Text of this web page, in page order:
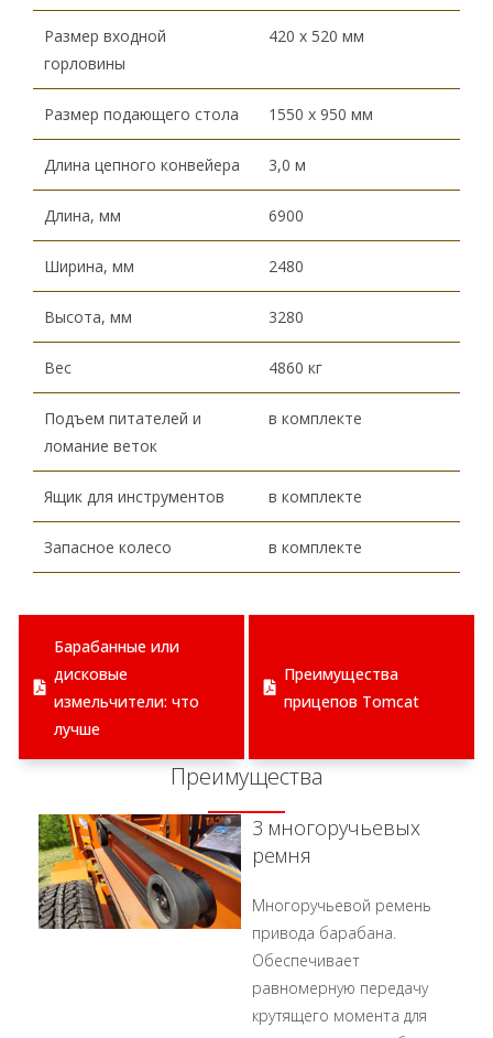
Размер входной
горловины
420 х 520 мм
Размер подающего стола 1550 х 950 мм
Длина цепного конвейера 3,0 м
Длина, мм 6900
Ширина, мм 2480
Высота, мм 3280
Вес 4860 кг
Подъем питателей и
ломание веток
в комплекте
Ящик для инструментов в комплекте
Запасное колесо в комплекте
Барабанные или
дисковые
измельчители: что
лучше
Преимущества
прицепов Tomcat
Преимущества
3 многоручьевых
ремня
Многоручьевой ремень
привода барабана.
Обеспечивает
равномерную передачу
крутящего момента для